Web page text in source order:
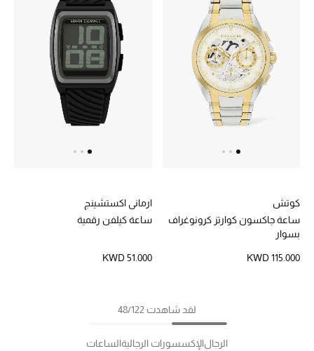
كوتش
ساعة جاكسون كوارتز كرونوغراف
بسوار
KWD 115.000
ارماني اكستشينج
ساعة كيلفن رقمية
KWD 51.000
لقد شاهدت 48/122
الرجالالإكسسورات الرجاليةالساعات